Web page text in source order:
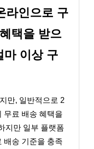
라인으로 구
택을 받으
마 이상 구
만, 일반적으로 2
무료 배송 혜택을
지만 일부 플랫폼
배송 기준을 충족